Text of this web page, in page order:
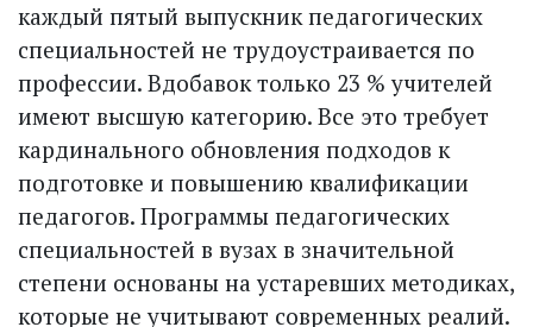
каждый пятый выпускник педагогических
специальностей не трудоустраивается по
профессии. Вдобавок только 23 % учителей
имеют высшую категорию. Все это требует
кардинального обновления подходов к
подготовке и повышению квалификации
педагогов. Программы педагогических
специальностей в вузах в значительной
степени основаны на устаревших методиках,
которые не учитывают современных реалий.